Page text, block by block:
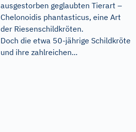
ausgestorben geglaubten Tierart –
Chelonoidis phantasticus, eine Art
der Riesenschildkröten.
Doch die etwa 50-jährige Schildkröte
und ihre zahlreichen...